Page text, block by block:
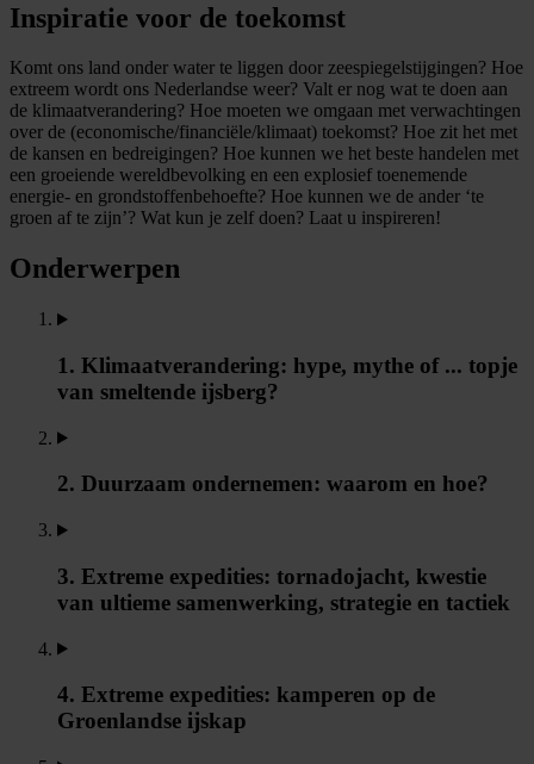
Inspiratie voor de toekomst
Komt ons land onder water te liggen door zeespiegelstijgingen? Hoe
extreem wordt ons Nederlandse weer? Valt er nog wat te doen aan
de klimaatverandering? Hoe moeten we omgaan met verwachtingen
over de (economische/financiële/klimaat) toekomst? Hoe zit het met
de kansen en bedreigingen? Hoe kunnen we het beste handelen met
een groeiende wereldbevolking en een explosief toenemende
energie- en grondstoffenbehoefte? Hoe kunnen we de ander ‘te
groen af te zijn’? Wat kun je zelf doen? Laat u inspireren!
Onderwerpen
1. Klimaatverandering: hype, mythe of ... topje
van smeltende ijsberg?
2. Duurzaam ondernemen: waarom en hoe?
3. Extreme expedities: tornadojacht, kwestie
van ultieme samenwerking, strategie en tactiek
4. Extreme expedities: kamperen op de
Groenlandse ijskap